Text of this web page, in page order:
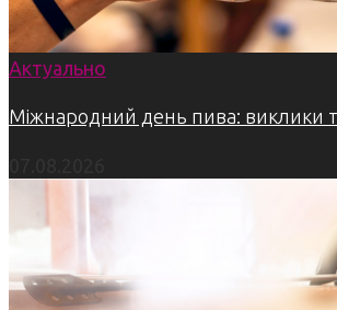
Актуально
Міжнародний день пива: виклики